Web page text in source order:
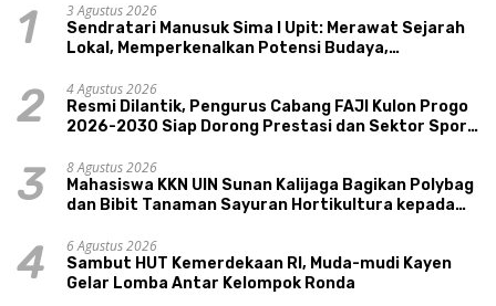
1
3 Agustus 2026
Sendratari Manusuk Sima I Upit: Merawat Sejarah
Lokal, Memperkenalkan Potensi Budaya,
2
4 Agustus 2026
Resmi Dilantik, Pengurus Cabang FAJI Kulon Progo
2026-2030 Siap Dorong Prestasi dan Sektor Sport
3
8 Agustus 2026
Mahasiswa KKN UIN Sunan Kalijaga Bagikan Polybag
dan Bibit Tanaman Sayuran Hortikultura kepada
4
6 Agustus 2026
Sambut HUT Kemerdekaan RI, Muda-mudi Kayen
Gelar Lomba Antar Kelompok Ronda